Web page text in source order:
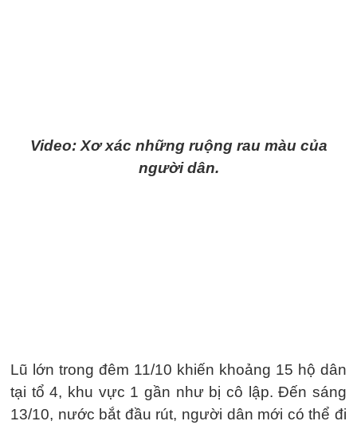
Video: Xơ xác những ruộng rau màu của
người dân.
Lũ lớn trong đêm 11/10 khiến khoảng 15 hộ dân
tại tổ 4, khu vực 1 gần như bị cô lập. Đến sáng
13/10, nước bắt đầu rút, người dân mới có thể đi